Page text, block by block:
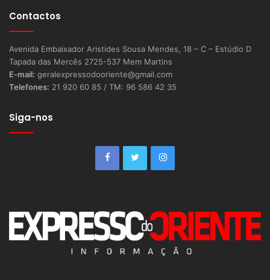
Contactos
Avenida Embaixador Aristides Sousa Mendes, 18 – C – Estúdio D
Tapada das Mercês 2725-537 Mem Martins
E-mail: geralexpressodooriente@gmail.com
Telefones: 21 920 60 85 / TM: 96 586 42 35
Siga-nos